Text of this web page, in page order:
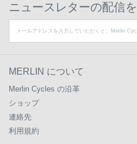
ニュースレターの配信を
MERLIN について
Merlin Cycles の沿革
ショップ
連絡先
利用規約